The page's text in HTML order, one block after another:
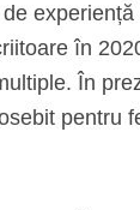
în
În
pentru